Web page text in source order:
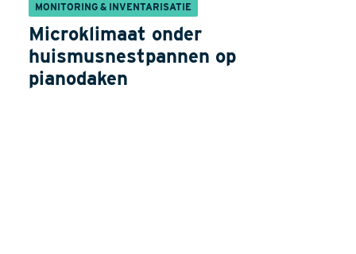
MONITORING & INVENTARISATIE
Microklimaat onder
huismusnestpannen op
pianodaken